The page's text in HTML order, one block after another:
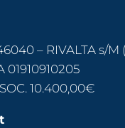
– RIVALTA s/M
01910910205
10.400,00€